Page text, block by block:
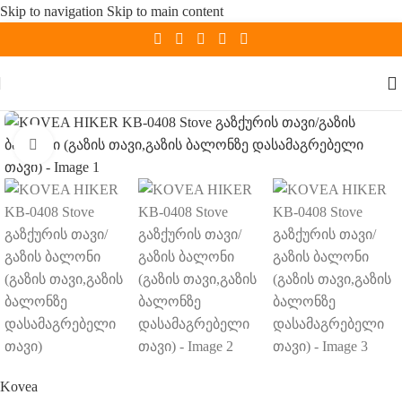
Skip to navigation Skip to main content
Click to enlarge
Kovea